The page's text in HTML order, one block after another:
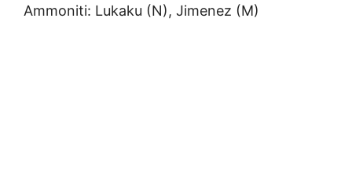
Ammoniti: Lukaku (N), Jimenez (M)